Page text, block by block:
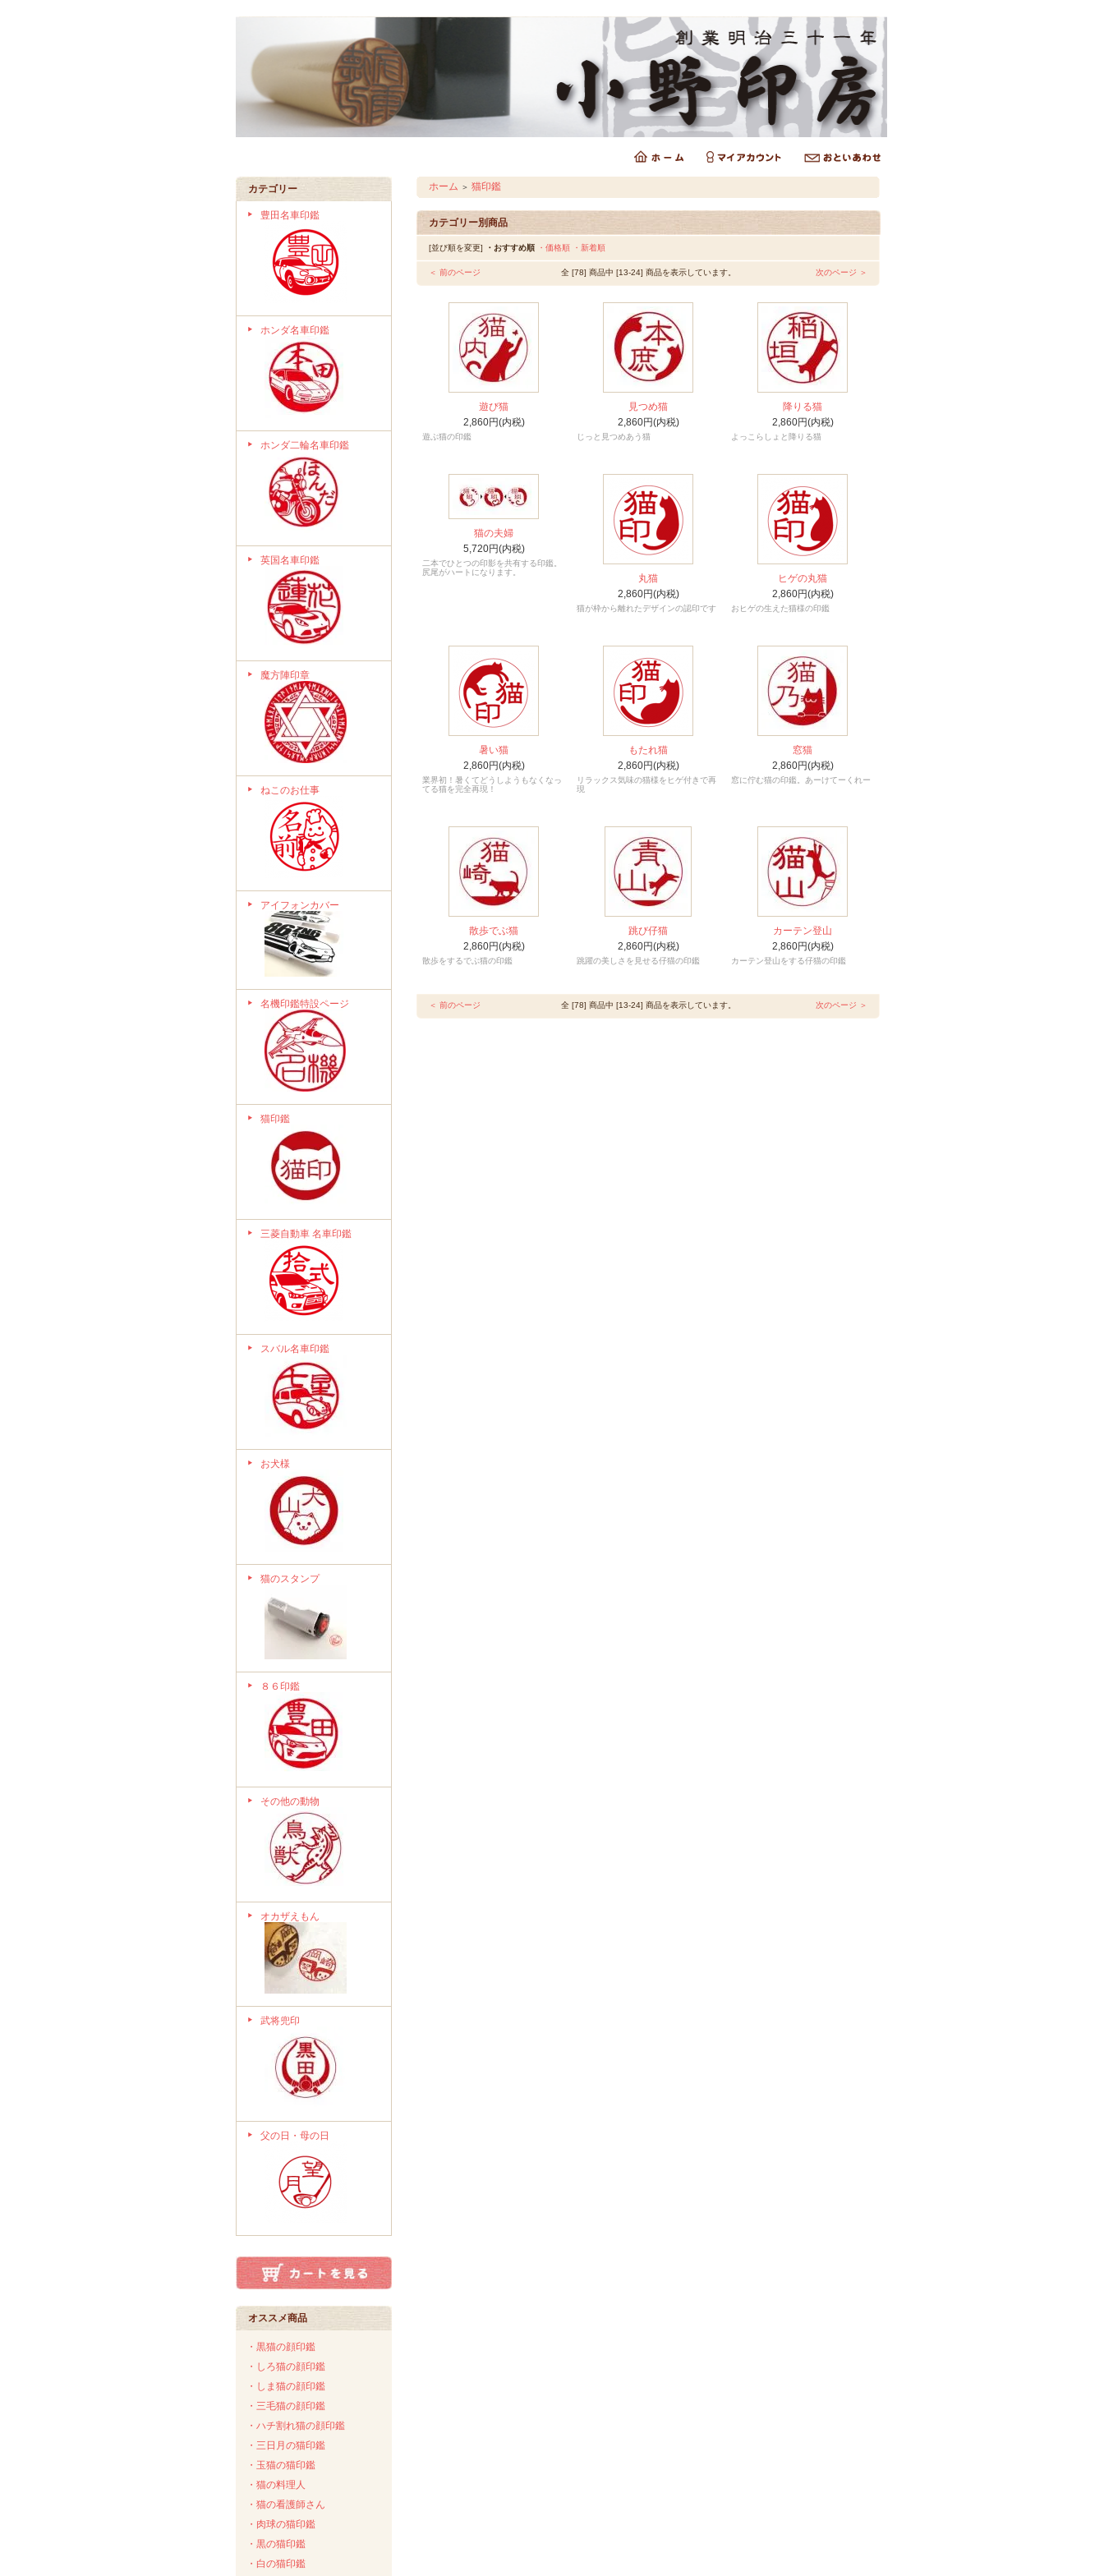
カテゴリー
豊田名車印鑑
ホンダ名車印鑑
ホンダ二輪名車印鑑
英国名車印鑑
魔方陣印章
ねこのお仕事
アイフォンカバー
名機印鑑特設ページ
猫印鑑
三菱自動車 名車印鑑
スバル名車印鑑
お犬様
猫のスタンプ
８６印鑑
その他の動物
オカザえもん
武将兜印
父の日・母の日
オススメ商品
・黒猫の顔印鑑
・しろ猫の顔印鑑
・しま猫の顔印鑑
・三毛猫の顔印鑑
・ハチ割れ猫の顔印鑑
・三日月の猫印鑑
・玉猫の猫印鑑
・猫の料理人
・猫の看護師さん
・肉球の猫印鑑
・黒の猫印鑑
・白の猫印鑑
ホーム ＞ 猫印鑑
カテゴリー別商品
[並び順を変更] ・おすすめ順 ・価格順 ・新着順
＜ 前のページ 全 [78] 商品中 [13-24] 商品を表示しています。 次のページ ＞
遊び猫
2,860円(内税)
遊ぶ猫の印鑑
見つめ猫
2,860円(内税)
じっと見つめあう猫
降りる猫
2,860円(内税)
よっこらしょと降りる猫
猫の夫婦
5,720円(内税)
二本でひとつの印影を共有する印鑑。
尻尾がハートになります。
丸猫
2,860円(内税)
猫が枠から離れたデザインの認印です
ヒゲの丸猫
2,860円(内税)
おヒゲの生えた猫様の印鑑
暑い猫
2,860円(内税)
業界初！暑くてどうしようもなくなっ
てる猫を完全再現！
もたれ猫
2,860円(内税)
リラックス気味の猫様をヒゲ付きで再
現
窓猫
2,860円(内税)
窓に佇む猫の印鑑。あーけてーくれー
散歩でぶ猫
2,860円(内税)
散歩をするでぶ猫の印鑑
跳び仔猫
2,860円(内税)
跳躍の美しさを見せる仔猫の印鑑
カーテン登山
2,860円(内税)
カーテン登山をする仔猫の印鑑
＜ 前のページ 全 [78] 商品中 [13-24] 商品を表示しています。 次のページ ＞